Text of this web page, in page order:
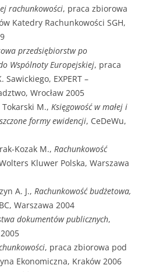
rachunkowości, praca zbiorowa
Katedry Rachunkowości SGH,
przedsiębiorstw po
Wspólnoty Europejskiej, praca
EXPERT –
Wrocław 2005
Tokarski M., Księgowość w małej i
formy ewidencji, CeDeWu,
Kozak M., Rachunkowość
Kluwer Polska, Warszawa
A. J., Rachunkowość budżetowa,
Warszawa 2004
dokumentów publicznych,
, praca zbiorowa pod
Ekonomiczna, Kraków 2006